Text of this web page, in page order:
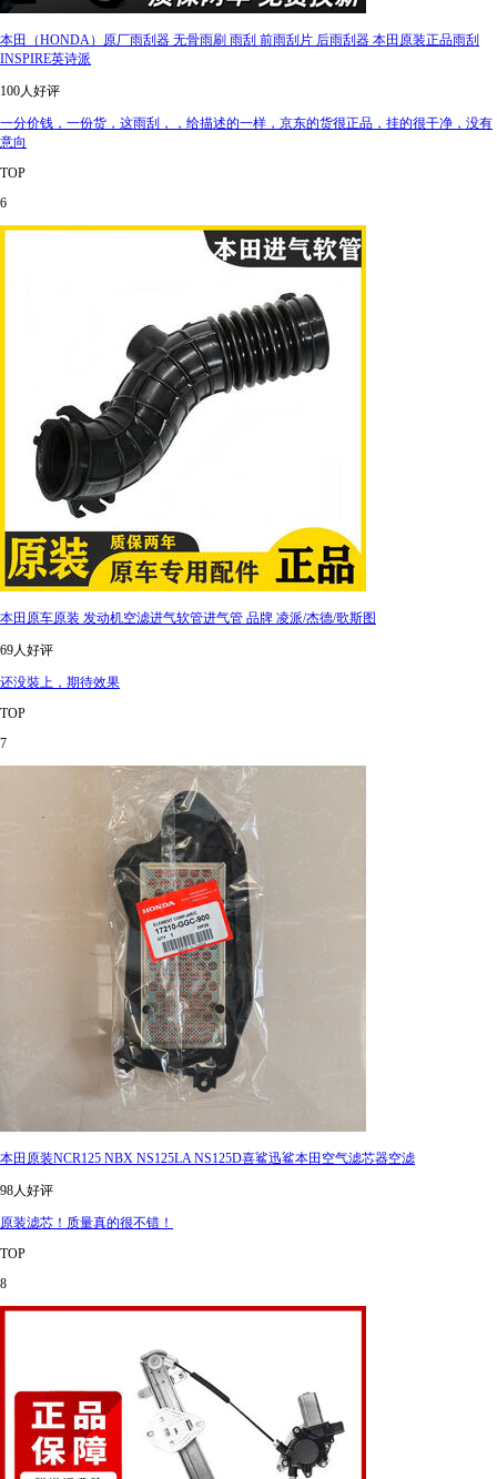
本田（HONDA）原厂雨刮器 无骨雨刷 雨刮 前雨刮片 后雨刮器 本田原装正品雨刮
INSPIRE英诗派
100人好评
一分价钱，一份货，这雨刮，，给描述的一样，京东的货很正品，挂的很干净，没有
意向
TOP
6
本田原车原装 发动机空滤进气软管进气管 品牌 凌派/杰德/歌斯图
69人好评
还没裝上，期待效果
TOP
7
本田原装NCR125 NBX NS125LA NS125D喜鲨迅鲨本田空气滤芯器空滤
98人好评
原装滤芯！质量真的很不错！
TOP
8